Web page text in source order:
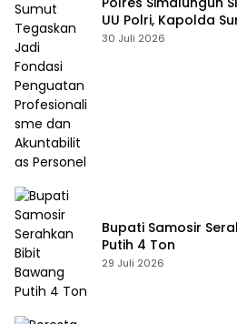
UU Polri, Kapolda
Fondasi Penguatan
30 Juli 2026
Bupati Samosir
Putih 4 Ton
29 Juli 2026